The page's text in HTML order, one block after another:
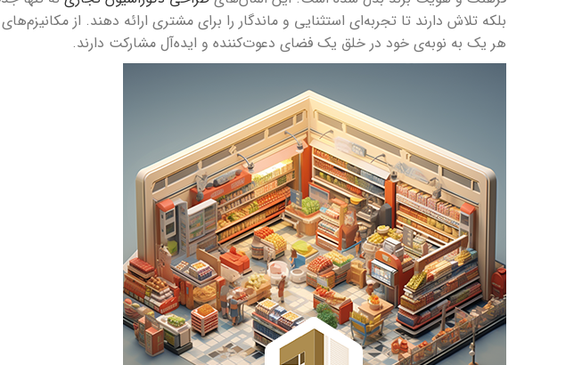
بلکه تلاش دارند تا تجربه‌ای استثنایی و ماندگار را برای مشتری ارائه دهند. از
هر یک به نوبه‌ی خود در خلق یک فضای دعوت‌کننده و ایده‌آل مشارکت دارند.